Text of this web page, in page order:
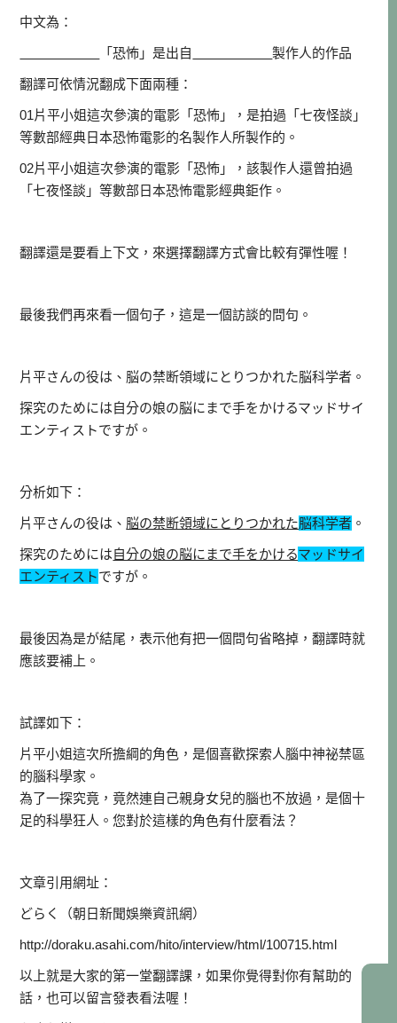
中文為：
「恐怖」是出自 製作人的作品
翻譯可依情況翻成下面兩種：
01片平小姐這次參演的電影「恐怖」，是拍過「七夜怪談」
等數部經典日本恐怖電影的名製作人所製作的。
02片平小姐這次參演的電影「恐怖」，該製作人還曾拍過
「七夜怪談」等數部日本恐怖電影經典鉅作。
翻譯還是要看上下文，來選擇翻譯方式會比較有彈性喔！
最後我們再來看一個句子，這是一個訪談的問句。
片平さんの役は、脳の禁断領域にとりつかれた脳科学者。
探究のためには自分の娘の脳にまで手をかけるマッドサイ
エンティストですが。
分析如下：
片平さんの役は、 脳の禁断領域にとりつかれた脳科学者 。
探究のためには自分の娘の脳にまで手をかけるマッドサイ
エンティストですが。
最後因為是が結尾，表示他有把一個問句省略掉，翻譯時就
應該要補上。
試譯如下：
片平小姐這次所擔綱的角色，是個喜歡探索人腦中神祕禁區
的腦科學家。
為了一探究竟，竟然連自己親身女兒的腦也不放過，是個十
足的科學狂人。您對於這樣的角色有什麼看法？
文章引用網址：
どらく（朝日新聞娛樂資訊網）
http://doraku.asahi.com/hito/interview/html/100715.html
以上就是大家的第一堂翻譯課，如果你覺得對你有幫助的
話，也可以留言發表看法喔！